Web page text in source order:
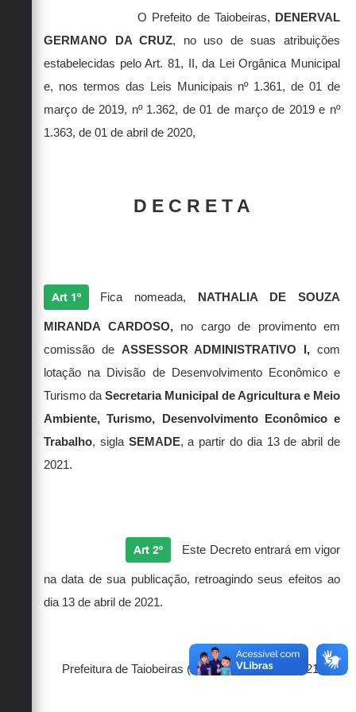
O Prefeito de Taiobeiras,
DENERVAL
GERMANO DA CRUZ, no uso de suas atribuições
estabelecidas pelo Art. 81, II, da Lei Orgânica Municipal
e, nos termos das Leis Municipais nº 1.361, de 01 de
março de 2019, nº 1.362, de 01 de março de 2019 e nº
1.363, de 01 de abril de 2020,
D E C R E T A
Art 1º Fica nomeada, NATHALIA DE SOUZA
MIRANDA CARDOSO, no cargo de provimento em
comissão de ASSESSOR ADMINISTRATIVO I,com
lotação na Divisão de Desenvolvimento Econômico e
Turismo da Secretaria Municipal de Agricultura e Meio
Ambiente, Turismo, Desenvolvimento Econômico e
Trabalho, sigla SEMADE, a partir do dia 13 de abril de
2021.
Art 2º Este Decreto entrará em vigor
na data de sua publicação, retroagindo seus efeitos ao
dia 13 de abril de 2021.
Prefeitura de Taiobeiras (MG), 16 de abril de 2021.